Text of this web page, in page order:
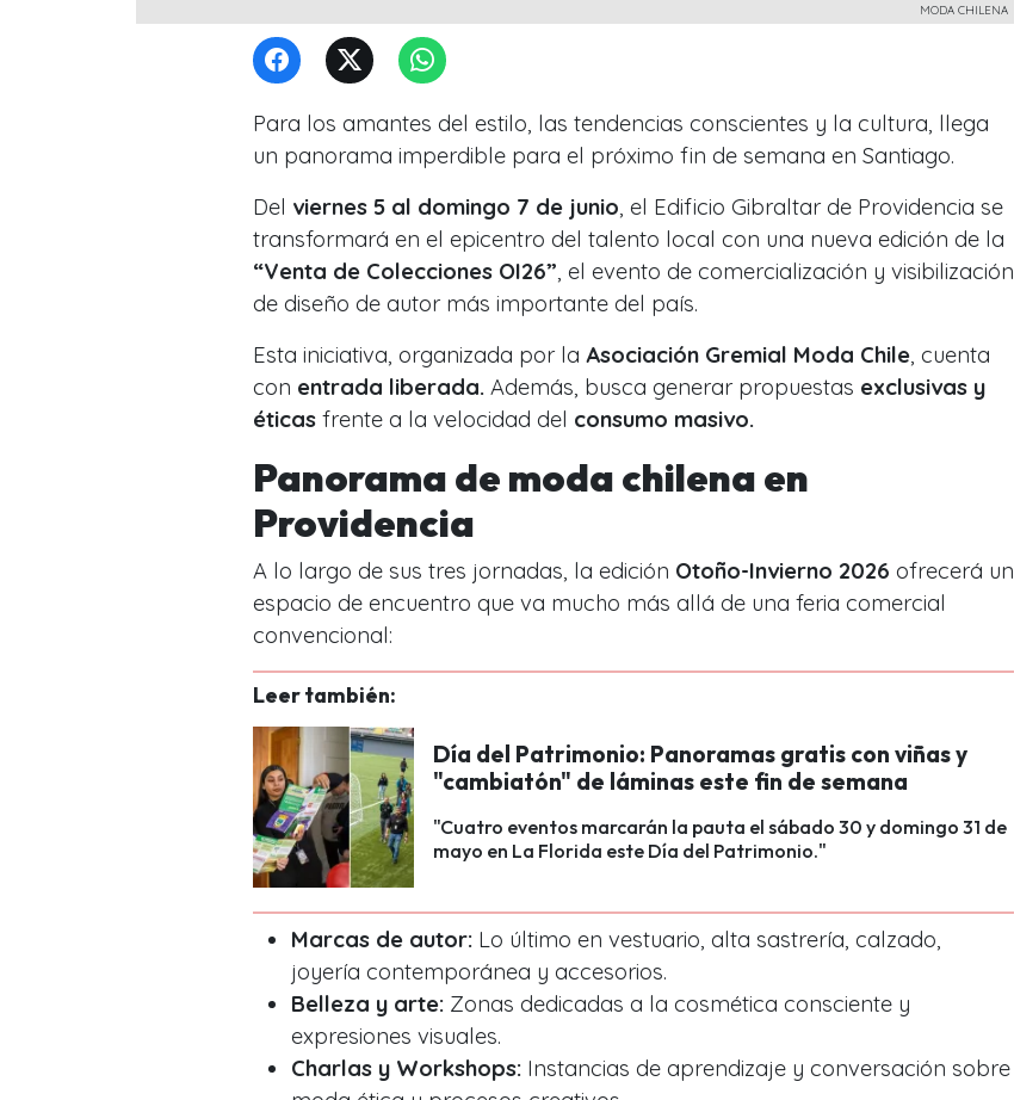
MODA CHILENA
Para los amantes del estilo, las tendencias conscientes y la cultura, llega
un panorama imperdible para el próximo fin de semana en Santiago.
Del viernes 5 al domingo 7 de junio , el Edificio Gibraltar de Providencia se
transformará en el epicentro del talento local con una nueva edición de la
“Venta de Colecciones OI26” , el evento de comercialización y visibilización
de diseño de autor más importante del país.
Esta iniciativa, organizada por la Asociación Gremial Moda Chile , cuenta
con entrada liberada. Además, busca generar propuestas exclusivas y
éticas frente a la velocidad del consumo masivo.
Panorama de moda chilena en
Providencia
A lo largo de sus tres jornadas, la edición Otoño-Invierno 2026 ofrecerá un
espacio de encuentro que va mucho más allá de una feria comercial
convencional:
Leer también:
Día del Patrimonio: Panoramas gratis con viñas y
"cambiatón" de láminas este fin de semana
"Cuatro eventos marcarán la pauta el sábado 30 y domingo 31 de
mayo en La Florida este Día del Patrimonio."
Marcas de autor: Lo último en vestuario, alta sastrería, calzado,
joyería contemporánea y accesorios.
Belleza y arte: Zonas dedicadas a la cosmética consciente y
expresiones visuales.
Charlas y Workshops: Instancias de aprendizaje y conversación sobre